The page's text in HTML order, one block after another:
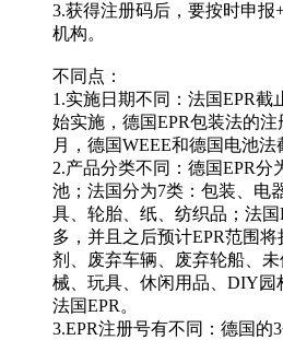
3.获得注册码后，要按时申报
机构。
不同点：
1.实施日期不同：法国EPR截
始实施，德国EPR包装法的
月，德国WEEE和德国电池法
2.产品分类不同：德国EPR分
池；法国分为7类：包装、电
具、轮胎、纸、纺织品；法
多，并且之后预计EPR范围
剂、废弃车辆、废弃轮船、
械、玩具、休闲用品、DIY园
法国EPR。
3.EPR注册号有不同：德国的